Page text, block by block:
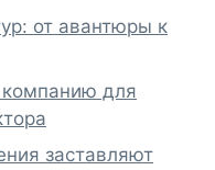
от авантюры к
компанию для
заставляют